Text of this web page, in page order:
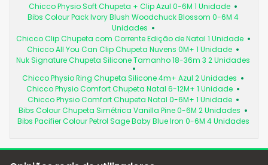
Chicco Physio Soft Chupeta + Clip Azul 0-6M 1 Unidade
Bibs Colour Pack Ivory Blush Woodchuck Blossom 0-6M 4
Unidades
Chicco Clip Chupeta com Corrente Edição de Natal 1 Unidade
Chicco All You Can Clip Chupeta Nuvens 0M+ 1 Unidade
Nuk Signature Chupeta Silicone Tamanho 18-36m 3 2 Unidades
Chicco Physio Ring Chupeta Silicone 4m+ Azul 2 Unidades
Chicco Physio Comfort Chupeta Natal 6-12M+ 1 Unidade
Chicco Physio Comfort Chupeta Natal 0-6M+ 1 Unidade
Bibs Colour Chupeta Simétrica Vanilla Pine 0-6M 2 Unidades
Bibs Pacifier Colour Petrol Sage Baby Blue Iron 0-6M 4 Unidades